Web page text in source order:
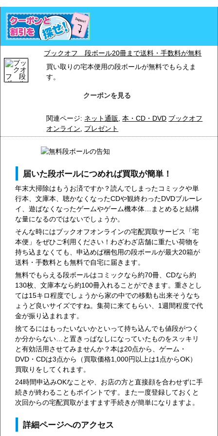
ブックオフ 段ボール20冊まで送料・手数料が無料
買い取りの宅本便用の段ボールが無料でもらえま
す。
クーポンを見る
関連ページ: ネット通販 ,本・CD・DVD ブックオフ
オンライン
プレゼント
届いた段ボールにつめれば買取が簡単！
年末大掃除はもうお済ですか？読んでしまったコミックや単
行本、文庫本、聴かなくなったCDや観終わったDVDブルーレ
イ、遊ばなくなったゲームやゲーム機本体…まとめると結構
な量になるのではないでしょうか。
そんな時にはブックオフオンラインの宅配買取サービス「宅
本便」をぜひご利用ください！わざわざ店舗に重たい荷物を
持ち込まなくても、申込めば梱包用の段ボールが最大20箱が
送料・手数料とも無料で自宅に届きます。
無料でもらえる段ボールはコミックなら約70冊、CDなら約
130枚、文庫本なら約100冊入れることができます。重さとし
ては15キロ程度でしょうから家の中での移動も出来そうなち
ょうど良いサイズですね。集荷に来てもらい、1週間程度で代
金が振り込まれます。
捨てるにはもったいないかといって持ち込んでも値段がつく
か分からない…と置きっぱなしになっていたものをスッキリ
と有効活用させてみませんか？本は20点から、ゲーム・
DVD・CDは3点から（買取価格1,000円以上は1点からOK）
買取りをしてくれます。
24時間申込みOKなことや、お店の方と直接顔を合わせずに手
続きが終わることもポイントです。また一度登録しておくと
次回からの宅配買取がますます手続きが簡単になりますよ。
詳細ページへのアクセス